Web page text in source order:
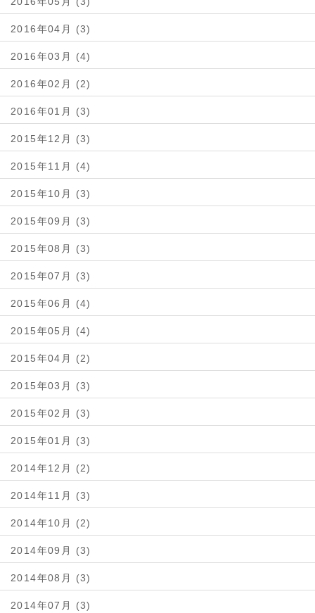
2016年04月 (3)
2016年03月 (4)
2016年02月 (2)
2016年01月 (3)
2015年12月 (3)
2015年11月 (4)
2015年10月 (3)
2015年09月 (3)
2015年08月 (3)
2015年07月 (3)
2015年06月 (4)
2015年05月 (4)
2015年04月 (2)
2015年03月 (3)
2015年02月 (3)
2015年01月 (3)
2014年12月 (2)
2014年11月 (3)
2014年10月 (2)
2014年09月 (3)
2014年08月 (3)
2014年07月 (3)